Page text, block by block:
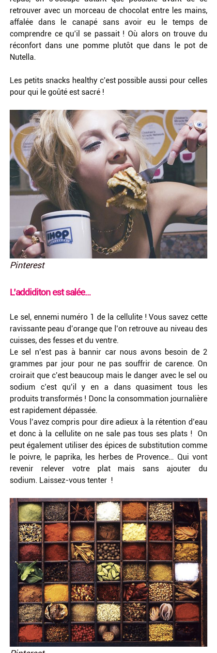
retrouver avec un morceau de chocolat entre les mains,
affalée dans le canapé sans avoir eu le temps de
comprendre ce qu’il se passait ! Où alors on trouve du
réconfort dans une pomme plutôt que dans le pot de
Nutella.
Les petits snacks healthy c’est possible aussi pour celles
pour qui le goûté est sacré !
Pinterest
L’addiditon est salée…
Le sel, ennemi numéro 1 de la cellulite ! Vous savez cette
ravissante peau d’orange que l’on retrouve au niveau des
cuisses, des fesses et du ventre.
Le sel n’est pas à bannir car nous avons besoin de 2
grammes par jour pour ne pas souffrir de carence. On
croirait que c’est beaucoup mais le danger avec le sel ou
sodium c’est qu’il y en a dans quasiment tous les
produits transformés ! Donc la consommation journalière
est rapidement dépassée.
Vous l’avez compris pour dire adieux à la rétention d’eau
et donc à la cellulite on ne sale pas tous ses plats ! On
peut également utiliser des épices de substitution comme
le poivre, le paprika, les herbes de Provence… Qui vont
revenir relever votre plat mais sans ajouter du
sodium. Laissez-vous tenter !